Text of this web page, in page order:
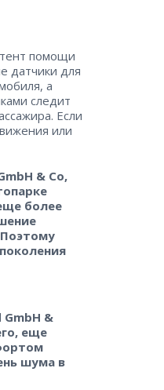
помощи
датчики для
а
следит
Если
или
& Co,
более
&
еще
шума в